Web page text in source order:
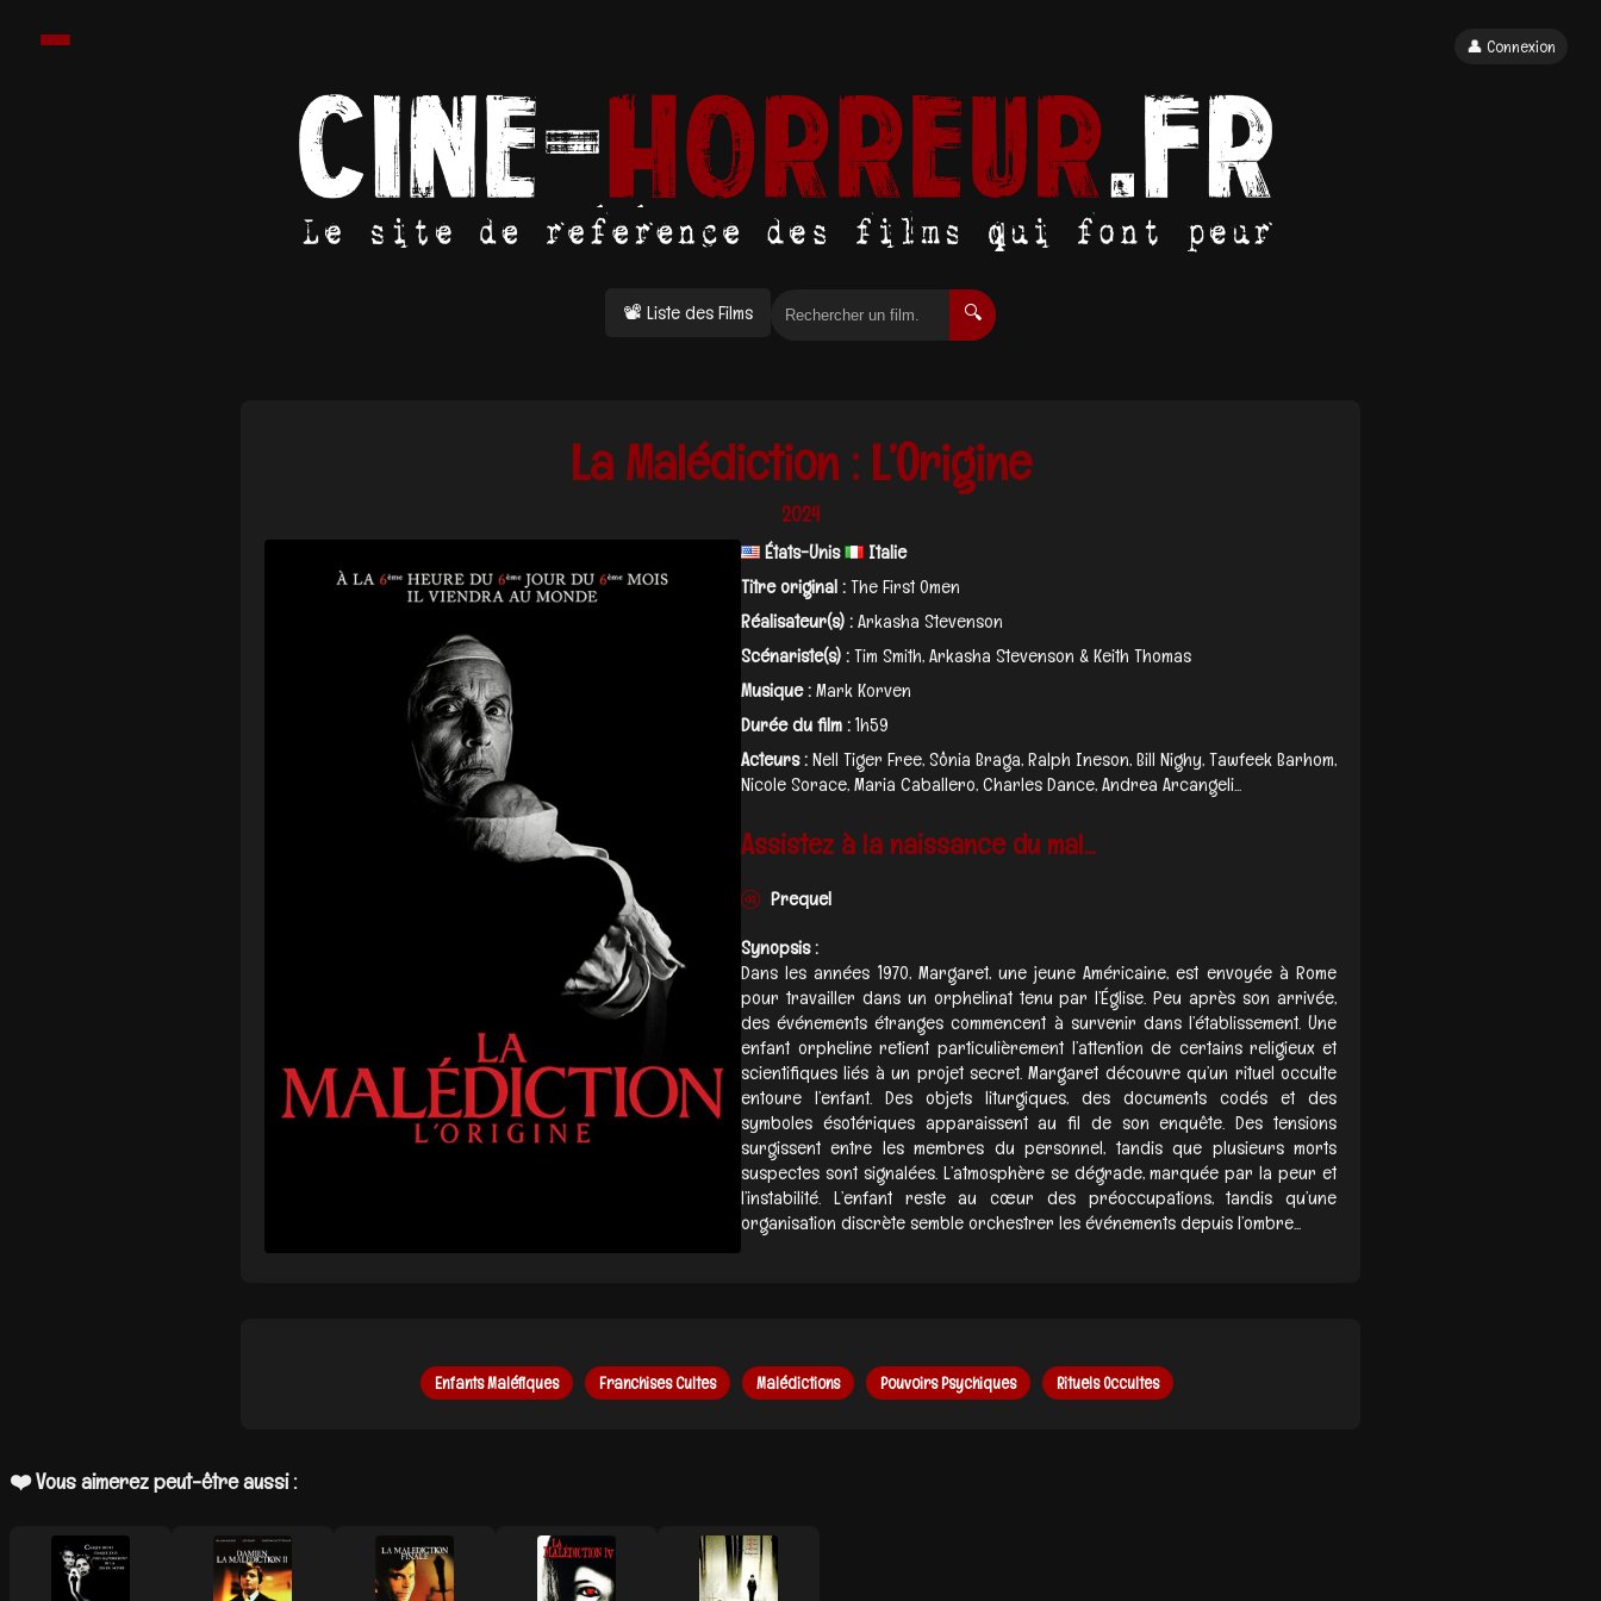
📽 Liste des Films 🔍
👤 Connexion
La Malédiction : L’Origine
2024
États-Unis
Italie
Titre original :The First Omen
Réalisateur(s) :Arkasha Stevenson
Scénariste(s) :Tim Smith, Arkasha Stevenson & Keith Thomas
Musique :Mark Korven
Durée du film :1h59
Acteurs :Nell Tiger Free, Sônia Braga, Ralph Ineson, Bill Nighy, Tawfeek Barhom,
Nicole Sorace, Maria Caballero, Charles Dance, Andrea Arcangeli...
Assistez à la naissance du mal...
Prequel
Synopsis :
Dans les années 1970, Margaret, une jeune Américaine, est envoyée à Rome
pour travailler dans un orphelinat tenu par l’Église. Peu après son arrivée,
des événements étranges commencent à survenir dans l’établissement. Une
enfant orpheline retient particulièrement l’attention de certains religieux et
scientifiques liés à un projet secret. Margaret découvre qu’un rituel occulte
entoure l’enfant. Des objets liturgiques, des documents codés et des
symboles ésotériques apparaissent au fil de son enquête. Des tensions
surgissent entre les membres du personnel, tandis que plusieurs morts
suspectes sont signalées. L’atmosphère se dégrade, marquée par la peur et
l’instabilité. L’enfant reste au cœur des préoccupations, tandis qu’une
organisation discrète semble orchestrer les événements depuis l’ombre...
Enfants Maléfiques Franchises Cultes Malédictions Pouvoirs Psychiques Rituels Occultes
❤️ Vous aimerez peut-être aussi :